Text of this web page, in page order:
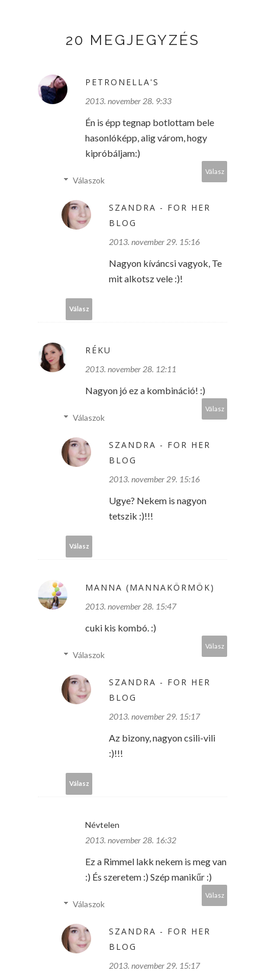
20 MEGJEGYZÉS
PETRONELLA'S
2013. november 28. 9:33
Én is épp tegnap botlottam bele
hasonlóképp, alig várom, hogy
kipróbáljam:)
Válasz
Válaszok
SZANDRA - FOR HER
BLOG
2013. november 29. 15:16
Nagyon kíváncsi vagyok, Te
mit alkotsz vele :)!
Válasz
RÉKU
2013. november 28. 12:11
Nagyon jó ez a kombináció! :)
Válasz
Válaszok
SZANDRA - FOR HER
BLOG
2013. november 29. 15:16
Ugye? Nekem is nagyon
tetszik :)!!!
Válasz
MANNA (MANNAKÖRMÖK)
2013. november 28. 15:47
cuki kis kombó. :)
Válasz
Válaszok
SZANDRA - FOR HER
BLOG
2013. november 29. 15:17
Az bizony, nagyon csili-vili
:)!!!
Válasz
Névtelen
2013. november 28. 16:32
Ez a Rimmel lakk nekem is meg van
:) És szeretem :) Szép manikűr :)
Válasz
Válaszok
SZANDRA - FOR HER
BLOG
2013. november 29. 15:17